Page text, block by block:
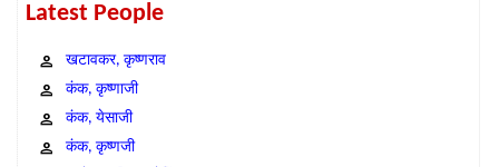
Latest People
खटावकर, कृष्णराव
कंक, कृष्णाजी
कंक, येसाजी
कंक, कृष्णजी